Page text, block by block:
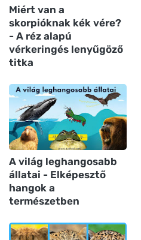
Miért van a
skorpióknak kék vére?
- A réz alapú
vérkeringés lenyűgöző
titka
A világ leghangosabb
állatai - Elképesztő
hangok a
természetben